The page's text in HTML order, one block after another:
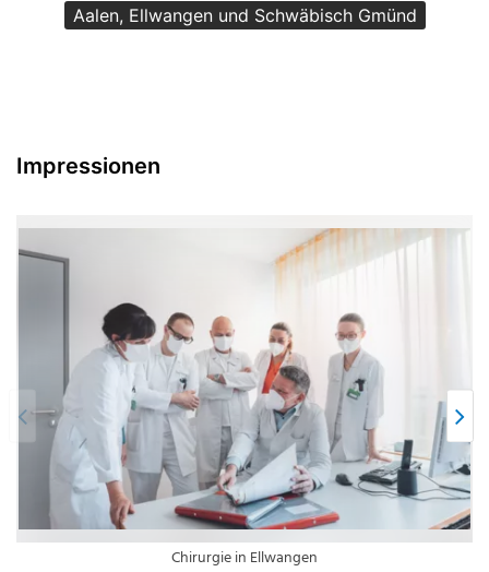
Aalen, Ellwangen und Schwäbisch Gmünd
Impressionen
Chirurgie in Ellwangen